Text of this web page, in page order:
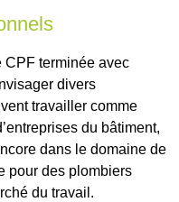
CPF terminée avec
divers
travailler comme
du bâtiment,
dans le domaine de
pour des plombiers
du travail.